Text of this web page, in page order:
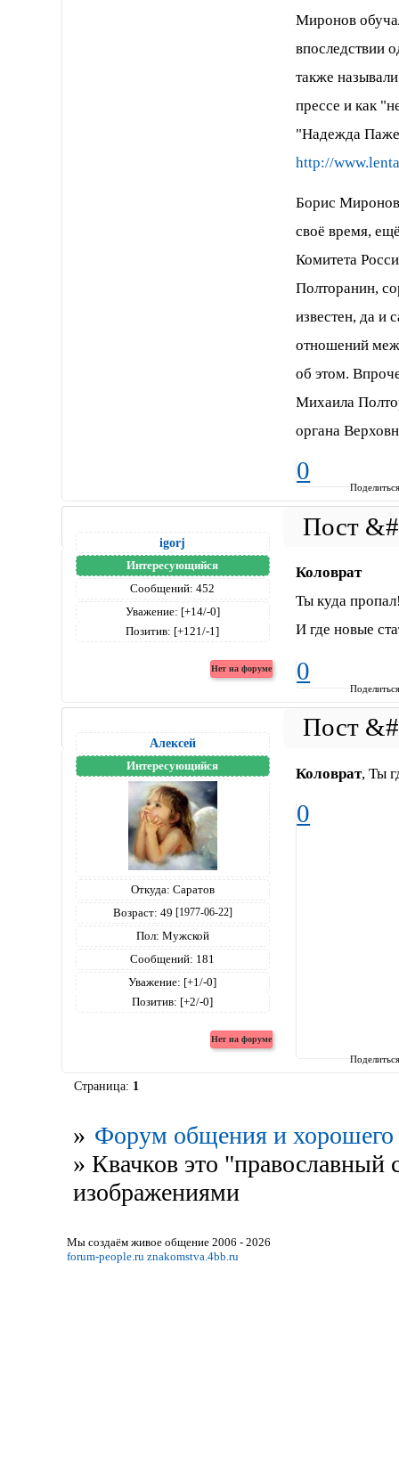
Миронов
впоследствии
также
прессе и как
"Надежда
http://
Борис
своё время,
Комитета
Полторанин,
известен, да и
отношений
об этом.
Михаила
органа
0
igorj
Интересующийся
Сообщений: 452
Уважение: [+14/-0]
Позитив: [+121/-1]
Коловрат
Ты куда
И где новые
0
Алексей
Интересующийся
Откуда: Саратов
Возраст: 49 [1977-06-22]
Пол: Мужской
Сообщений: 181
Уважение: [+1/-0]
Позитив: [+2/-0]
Коловрат, Ты
0
Страница: 1
» Форум общения и хорошего
» Квачков это "православный
изображениями
Мы создаём живое общение 2006 - 2026
forum-people.ru znakomstva.4bb.ru